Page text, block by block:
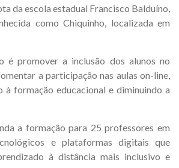
da escola estadual Francisco Balduíno,
como Chiquinho, localizada em
é promover a inclusão dos alunos no
a participação nas aulas on-line,
à formação educacional e diminuindo a
a formação para 25 professores em
e plataformas digitais que
à distância mais inclusivo e